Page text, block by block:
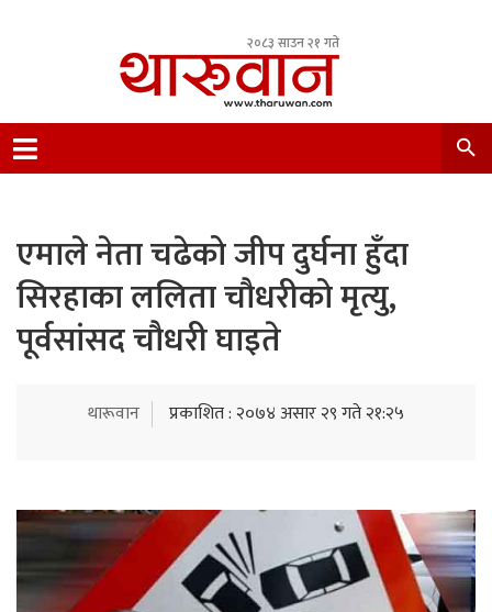
२०८३ साउन २१ गते
Nepal.
एमाले नेता चढेको जीप दुर्घना हुँदा
सिरहाका ललिता चौधरीको मृत्यु,
पूर्वसांसद चौधरी घाइते
थारूवान प्रकाशित : २०७४ असार २९ गते २१:२५